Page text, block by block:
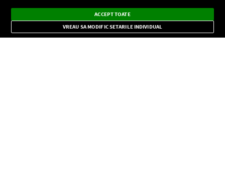
CONFIDENŢIALITATE
Dark
Mode
Radio live, podcasturi, știri și alerte
importante.
×
ACCEPT TOATE
VREAU SA MODIFIC SETARILE INDIVIDUAL